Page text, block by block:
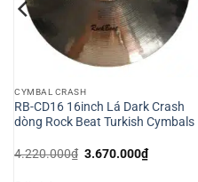
CYMBAL CRASH
RB-CD16 16inch Lá Dark Crash
dòng Rock Beat Turkish Cymbals
4.220.000₫ Giá
3.670.000₫Giá
hiện